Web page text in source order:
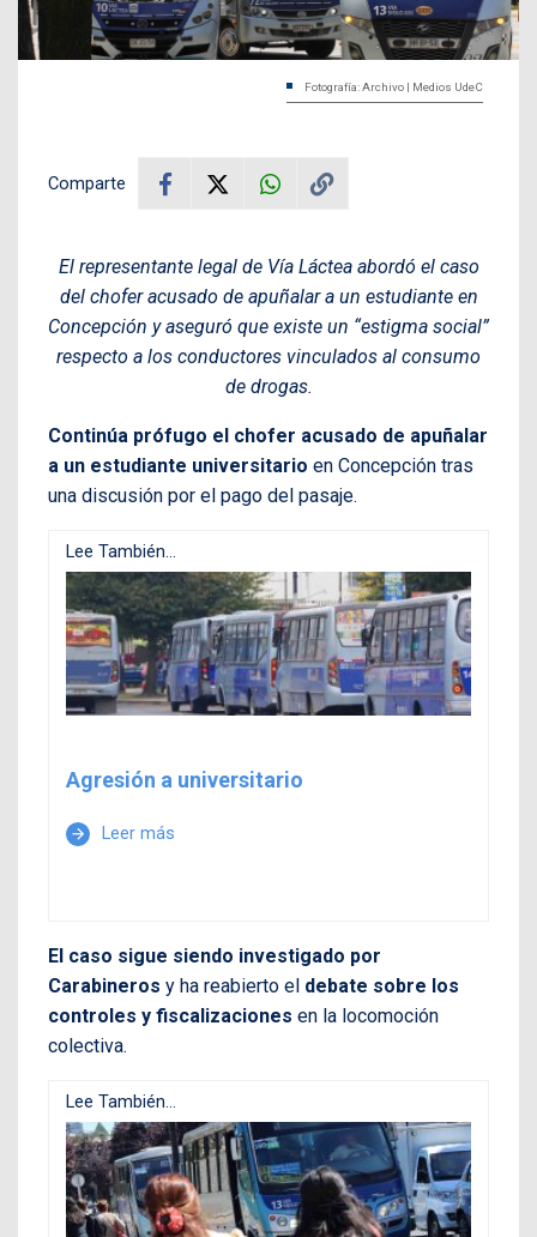
Fotografía: Archivo | Medios UdeC
Comparte
El representante legal de Vía Láctea abordó el caso
del chofer acusado de apuñalar a un estudiante en
Concepción y aseguró que existe un “estigma social”
respecto a los conductores vinculados al consumo
de drogas.
Continúa prófugo el chofer acusado de apuñalar
a un estudiante universitario en Concepción tras
una discusión por el pago del pasaje.
Lee También...
Agresión a universitario
arrow_forward Leer más
El caso sigue siendo investigado por
Carabineros y ha reabierto el debate sobre los
controles y fiscalizaciones en la locomoción
colectiva.
Lee También...